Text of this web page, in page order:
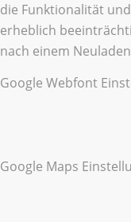
die Funktionalität
erheblich
nach einem
Google Webfont
Google Maps